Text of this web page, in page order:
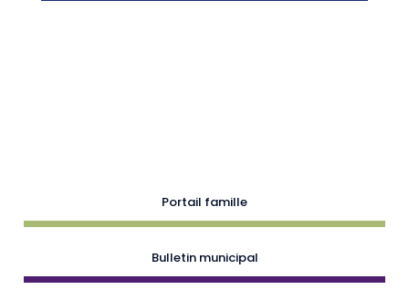
Portail famille
Bulletin municipal